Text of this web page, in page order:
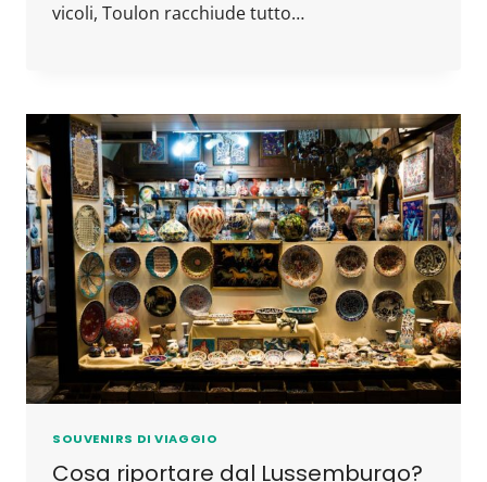
vicoli, Toulon racchiude tutto…
SOUVENIRS DI VIAGGIO
Cosa riportare dal Lussemburgo?